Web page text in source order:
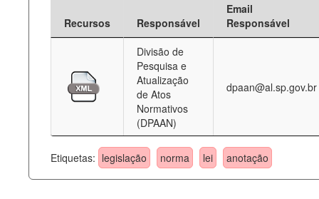
Deputados Estaduais
Legislação
Perguntas frequentes
Contato
Recursos Responsável
Email
Responsável
Divisão de
Pesquisa e
Atualização
de Atos
Normativos
(DPAAN)
dpaan@al.sp.gov.br
Etiquetas: legislação norma lei anotação